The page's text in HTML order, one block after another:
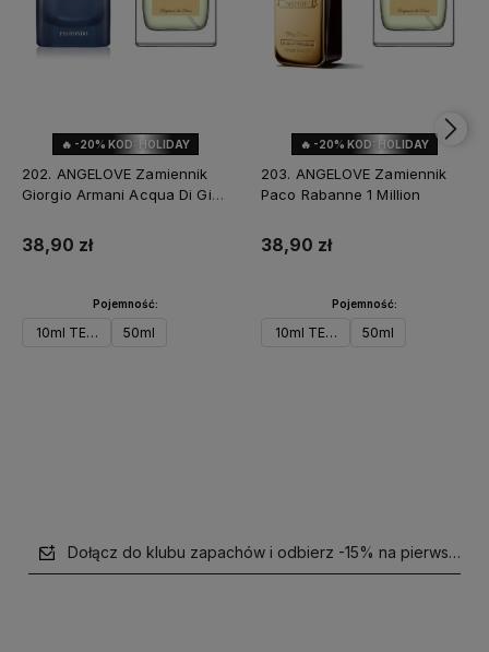
🔥 -20% KOD: HOLIDAY
202. ANGELOVE Zamiennik
Giorgio Armani Acqua Di Gio
38,90 zł
Pojemność:
10ml TESTER 50ml
🔥 -20% KOD: HOLIDAY
203. ANGELOVE Zamiennik
Paco Rabanne 1 Million
38,90 zł
Pojemność:
10ml TESTER 50ml
Dołącz do klubu zapachów i odbierz -15% na pierwsze